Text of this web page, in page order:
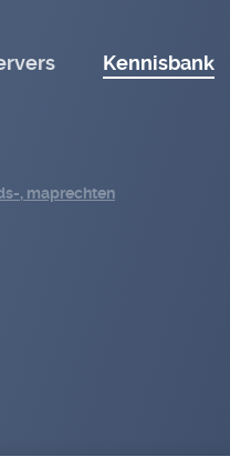
Kennisbank
, maprechten